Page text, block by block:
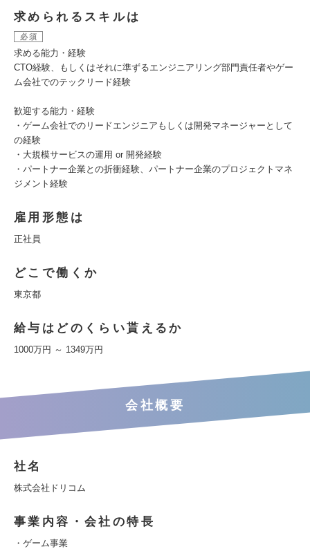
求められるスキルは
必須
求める能力・経験
CTO経験、もしくはそれに準ずるエンジニアリング部門責任者やゲー
ム会社でのテックリード経験
歓迎する能力・経験
・ゲーム会社でのリードエンジニアもしくは開発マネージャーとして
の経験
・大規模サービスの運用 or 開発経験
・パートナー企業との折衝経験、パートナー企業のプロジェクトマネ
ジメント経験
雇用形態は
正社員
どこで働くか
東京都
給与はどのくらい貰えるか
1000万円 ～ 1349万円
会社概要
社名
株式会社ドリコム
事業内容・会社の特長
・ゲーム事業